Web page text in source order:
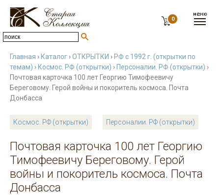
0
Главная › Каталог ›ОТКРЫТКИ › РФ с 1992 г. (открытки по
темам) › Космос. РФ (открытки) › Персоналии. РФ (открытки) ›
Почтовая карточка 100 лет Георгию Тимофеевичу
Береговому. Герой войны и покоритель космоса. Почта
Донбасса
Космос. РФ (открытки) Персоналии. РФ (открытки)
Почтовая карточка 100 лет Георгию
Тимофеевичу Береговому. Герой
войны и покоритель космоса. Почта
Донбасса